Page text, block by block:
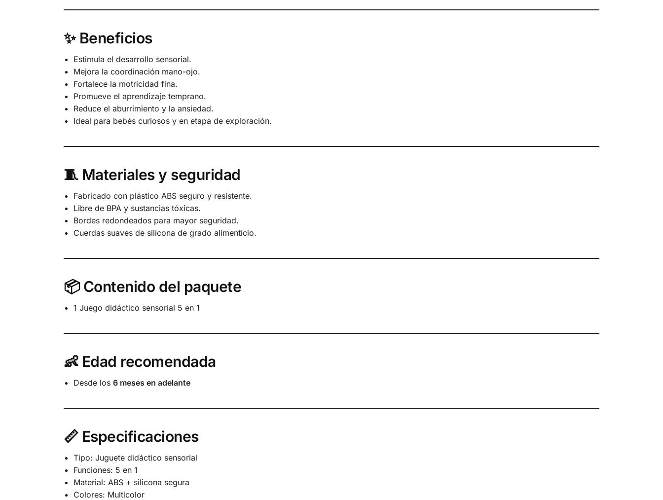
✨ Beneficios
Estimula el desarrollo sensorial.
Mejora la coordinación mano-ojo.
Fortalece la motricidad fina.
Promueve el aprendizaje temprano.
Reduce el aburrimiento y la ansiedad.
Ideal para bebés curiosos y en etapa de exploración.
🧵 Materiales y seguridad
Fabricado con plástico ABS seguro y resistente.
Libre de BPA y sustancias tóxicas.
Bordes redondeados para mayor seguridad.
Cuerdas suaves de silicona de grado alimenticio.
📦 Contenido del paquete
1 Juego didáctico sensorial 5 en 1
👶 Edad recomendada
Desde los 6 meses en adelante
📏 Especificaciones
Tipo: Juguete didáctico sensorial
Funciones: 5 en 1
Material: ABS + silicona segura
Colores: Multicolor